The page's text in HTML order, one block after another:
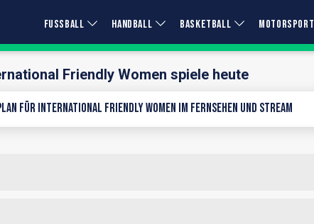
FUSSBALL HANDBALL BASKETBALL MOTORSPORT
Friendly Women spiele heute
für International Friendly Women im Fernsehen und Stream